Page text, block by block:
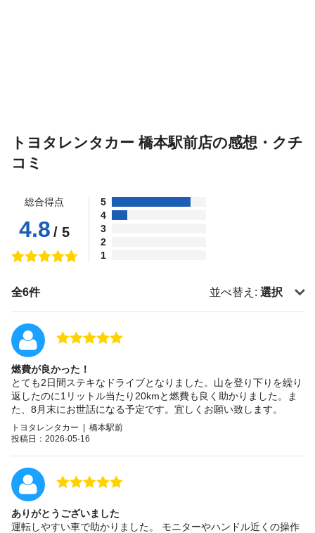
トヨタレンタカー 橋本駅前店の感想・クチ
コミ
総合得点
4.8 / 5
5
4
3
2
1
全6件 並べ替え: 選択
燃費が良かった！
とても2日間ステキなドライブとなりました。山を登り下りを繰り
返したのに1リットル当たり20kmと燃費も良く助かりました。ま
た、8月末にお世話になる予定です。宜しくお願い致します。
トヨタレンタカー | 橋本駅前
投稿日：2026-05-16
ありがとうございました
運転しやすい車で助かりました。 モニターやハンドル近くの操作